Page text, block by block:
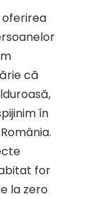
că
în
for
la zero